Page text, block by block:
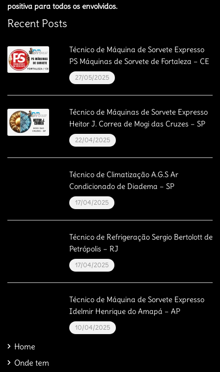
positiva para todos os envolvidos.
Recent Posts
Técnico de Máquina de Sorvete Expresso
PS Máquinas de Sorvete de Fortaleza – CE
27/05/2025
Técnico de Máquinas de Sorvete Expresso
Heitor J. Correa de Mogi das Cruzes – SP
22/04/2025
Técnico de Climatização A.G.S Ar
Condicionado de Diadema – SP
17/04/2025
Técnico de Refrigeração Sergio Bertolott de
Petrópolis – RJ
17/04/2025
Técnico de Máquina de Sorvete Expresso
Idelmir Henrique do Amapá – AP
10/04/2025
Home
Onde tem